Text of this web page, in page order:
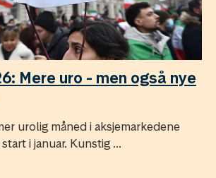
Mere uro - men også nye
urolig måned i aksjemarkedene
i januar. Kunstig ...